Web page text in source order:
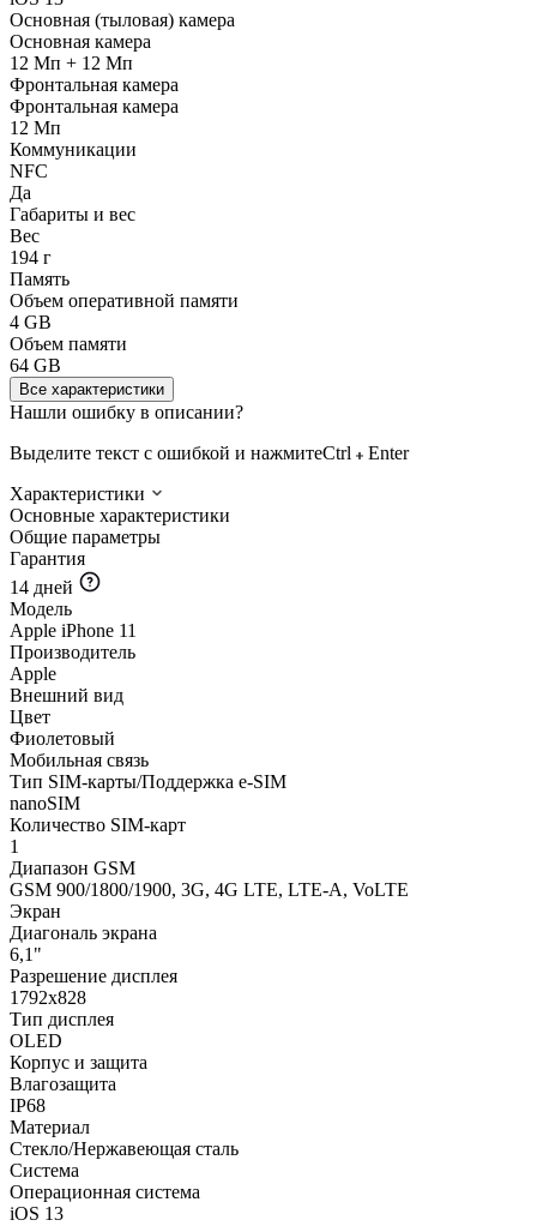
Основная (тыловая) камера
Основная камера
12 Мп + 12 Мп
Фронтальная камера
Фронтальная камера
12 Мп
Коммуникации
NFC
Да
Габариты и вес
Вес
194 г
Память
Объем оперативной памяти
4 GB
Объем памяти
64 GB
Все характеристики
Нашли ошибку в описании?
Выделите текст с ошибкой и нажмитеCtrl
Enter
Характеристики
Основные характеристики
Общие параметры
Гарантия
14 дней
Модель
Apple iPhone 11
Производитель
Apple
Внешний вид
Цвет
Фиолетовый
Мобильная связь
Тип SIM-карты/Поддержка e-SIM
nanoSIM
Количество SIM-карт
1
Диапазон GSM
GSM 900/1800/1900, 3G, 4G LTE, LTE-A, VoLTE
Экран
Диагональ экрана
6,1"
Разрешение дисплея
1792x828
Тип дисплея
OLED
Корпус и защита
Влагозащита
IP68
Материал
Стекло/Нержавеющая сталь
Система
Операционная система
iOS 13